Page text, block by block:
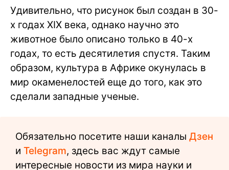
Удивительно, что рисунок был создан в 30-
х годах XIX века, однако научно это
животное было описано только в 40-х
годах, то есть десятилетия спустя. Таким
образом, культура в Африке окунулась в
мир окаменелостей еще до того, как это
сделали западные ученые.
Обязательно посетите наши каналы Дзен
и Telegram, здесь вас ждут самые
интересные новости из мира науки и